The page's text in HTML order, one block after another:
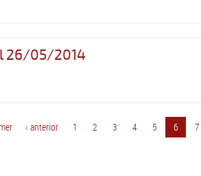
26/05/2014
‹ anterior 1 2 3 4 5 6 7